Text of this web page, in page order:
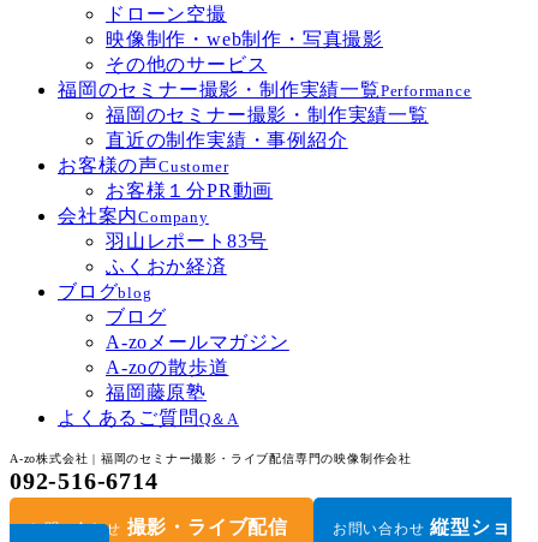
ドローン空撮
映像制作・web制作・写真撮影
その他のサービス
福岡のセミナー撮影・制作実績一覧Performance
福岡のセミナー撮影・制作実績一覧
直近の制作実績・事例紹介
お客様の声Customer
お客様１分PR動画
会社案内Company
羽山レポート83号
ふくおか経済
ブログblog
ブログ
A-zoメールマガジン
A-zoの散歩道
福岡藤原塾
よくあるご質問 Q＆A
A-zo株式会社 | 福岡のセミナー撮影・ライブ配信専門の映像制作会社
092-516-6714
お問い合わせ 撮影・ライブ配信 お問い合わせ 縦型ショ